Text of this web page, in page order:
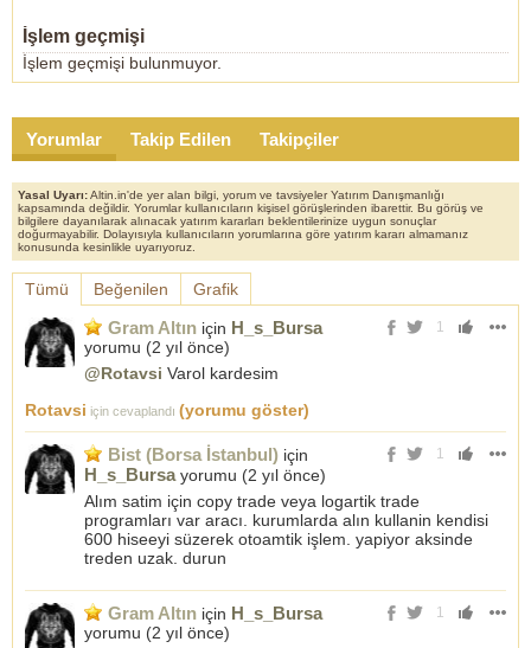
İşlem geçmişi
İşlem geçmişi bulunmuyor.
Yorumlar Takip Edilen Takipçiler
Yasal Uyarı:Altin.in'de yer alan bilgi, yorum ve tavsiyeler Yatırım Danışmanlığı
kapsamında değildir. Yorumlar kullanıcıların kişisel görüşlerinden ibarettir. Bu görüş ve
bilgilere dayanılarak alınacak yatırım kararları beklentilerinize uygun sonuçlar
doğurmayabilir. Dolayısıyla kullanıcıların yorumlarına göre yatırım kararı almamanız
konusunda kesinlikle uyarıyoruz.
Tümü Beğenilen Grafik
1
Gram Altın için H_s_Bursa
yorumu (2 yıl önce)
@Rotavsi Varol kardesim
Rotavsi için cevaplandı (yorumu göster)
1
Bist (Borsa İstanbul) için
H_s_Bursayorumu (2 yıl önce)
Alım satim için copy trade veya logartik trade
programları var aracı. kurumlarda alın kullanin kendisi
600 hiseeyi süzerek otoamtik işlem. yapiyor aksinde
treden uzak. durun
1
Gram Altın için H_s_Bursa
yorumu (2 yıl önce)